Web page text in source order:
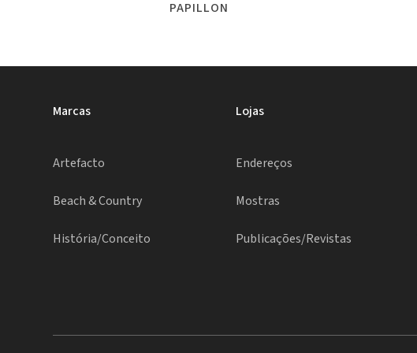
PAPILLON
Marcas
Artefacto
Beach & Country
História/Conceito
Lojas
Endereços
Mostras
Publicações/Revistas